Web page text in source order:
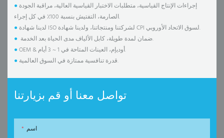
● إجراءات الإنتاج القياسية، متطلبات الاختبار القياسية العالية، مراقبة الجودة
الصارمة، التفتيش بنسبة 100٪ في كل إجراء.
●
لدينا شهادة ISO لشركتنا ومنتجاتنا، ولدينا شهادة CPI لسوق الاتحاد الأوروبي.
●
ضمان لمدة طويلة، كابل الألياف مدى الحياة بعد الخدمة.
●
OEM & أوديإم، العينات المتاحة في 1 ~ 3 أيام.
●
قدرة تنافسية ممتازة في السوق العالمية.
تواصل معنا أو قم بزيارتنا
اسم